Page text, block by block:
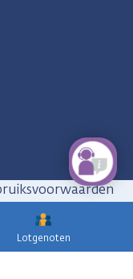
Lotgenoten